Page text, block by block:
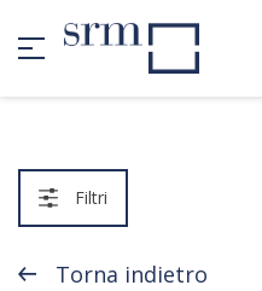
Filtri
Torna indietro